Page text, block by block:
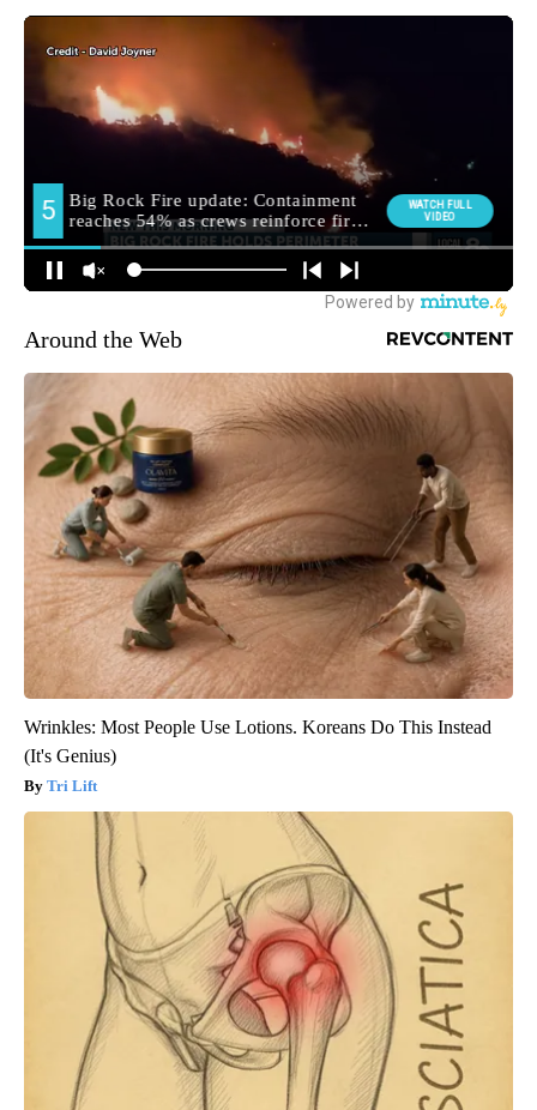
Around the Web
Wrinkles: Most People Use Lotions. Koreans Do This Instead
(It's Genius)
Tri Lift